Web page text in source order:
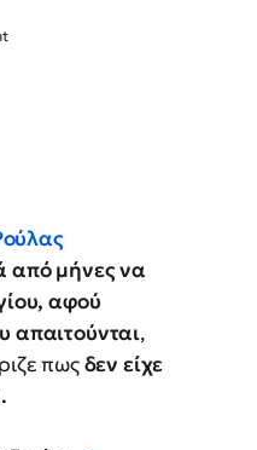
από μήνες να
αφού
απαιτούνται,
πωςδεν είχε